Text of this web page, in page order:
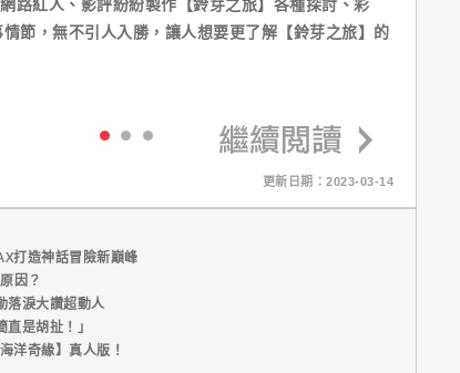
節，無不引人入勝，讓人想要更了解【鈴芽之旅】的
更新日期：2023-03-14
打造神話冒險新巔峰
因？
落淚大讚超動人
是胡扯！」
洋奇緣】真人版！